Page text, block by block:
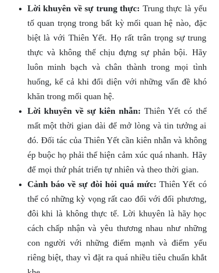
Lời khuyên về sự trung thực: Trung thực là yếu
tố quan trọng trong bất kỳ mối quan hệ nào, đặc
biệt là với Thiên Yết. Họ rất trân trọng sự trung
thực và không thể chịu đựng sự phản bội. Hãy
luôn minh bạch và chân thành trong mọi tình
huống, kể cả khi đối diện với những vấn đề khó
khăn trong mối quan hệ.
Lời khuyên về sự kiên nhẫn: Thiên Yết có thể
mất một thời gian dài để mở lòng và tin tưởng ai
đó. Đối tác của Thiên Yết cần kiên nhẫn và không
ép buộc họ phải thể hiện cảm xúc quá nhanh. Hãy
để mọi thứ phát triển tự nhiên và theo thời gian.
Cảnh báo về sự đòi hỏi quá mức: Thiên Yết có
thể có những kỳ vọng rất cao đối với đối phương,
đôi khi là không thực tế. Lời khuyên là hãy học
cách chấp nhận và yêu thương nhau như những
con người với những điểm mạnh và điểm yếu
riêng biệt, thay vì đặt ra quá nhiều tiêu chuẩn khắt